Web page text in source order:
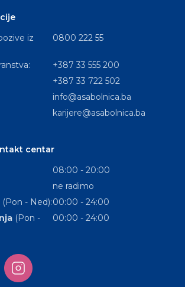
iz
0800 222 55
+387 33 555 200
+387 33 722 502
info@asabolnica.ba
karijere@asabolnica.ba
centar
08:00 - 20:00
ne radimo
(Pon - Ned):00:00 - 24:00
(Pon -
00:00 - 24:00